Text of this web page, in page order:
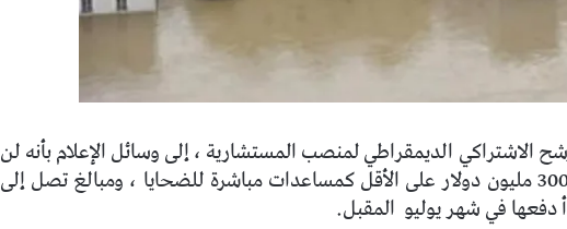
الاشتراكي الديمقراطي لمنصب المستشارية ، إلى وسائل الإعلام بأنه لن
ومن المتوقع تقديم 300 مليون دولار على الأقل كمساعدات مباشرة للضحايا ، ومبالغ تصل إلى
المقبل.